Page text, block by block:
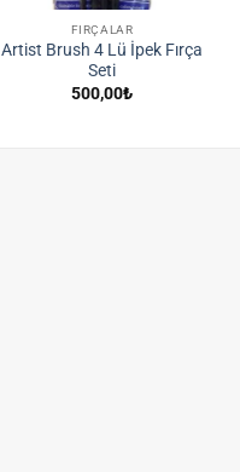
FIRÇALAR
Artist Brush 4 Lü İpek Fırça
Seti
500,00₺